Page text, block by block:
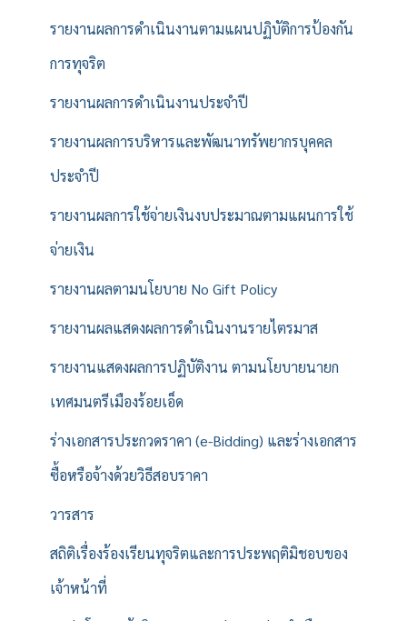
รายงานผลการดำเนินงานตามแผนปฏิบัติการป้องกัน
การทุจริต
รายงานผลการดำเนินงานประจำปี
รายงานผลการบริหารและพัฒนาทรัพยากรบุคคล
ประจำปี
รายงานผลการใช้จ่ายเงินงบประมาณตามแผนการใช้
จ่ายเงิน
รายงานผลตามนโยบาย No Gift Policy
รายงานผลแสดงผลการดำเนินงานรายไตรมาส
รายงานแสดงผลการปฏิบัติงาน ตามนโยบายนายก
เทศมนตรีเมืองร้อยเอ็ด
ร่างเอกสารประกวดราคา (e-Bidding) และร่างเอกสาร
ซื้อหรือจ้างด้วยวิธีสอบราคา
วารสาร
สถิติเรื่องร้องเรียนทุจริตและการประพฤติมิชอบของ
เจ้าหน้าที่